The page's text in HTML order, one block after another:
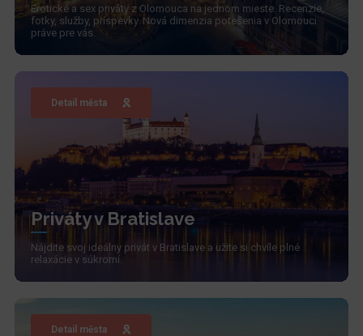
Erotické a sex priváty z Olomouca na jednom mieste. Recenzie,
fotky, služby, príspevky. Nová dimenzia potešenia v Olomouci
práve pre vás.
Detail města
Priváty v Bratislave
Nájdite svoj ideálny privát v Bratislave a užite si chvíle plné
relaxácie v súkromí.
Detail města